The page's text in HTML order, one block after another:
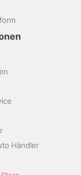
Händler